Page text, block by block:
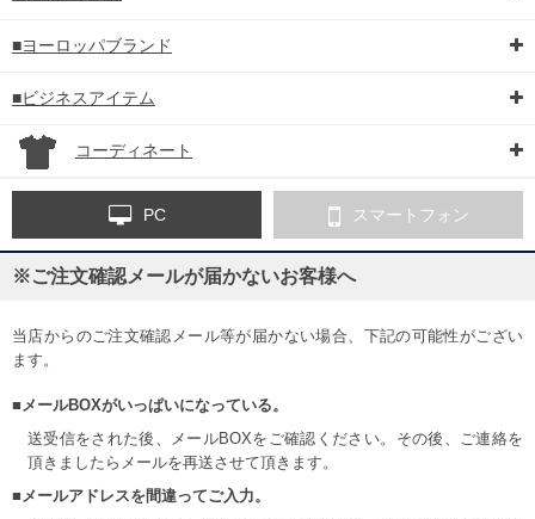
■ヨーロッパブランド
■ビジネスアイテム
コーディネート
PC スマートフォン
※ご注文確認メールが届かないお客様へ
当店からのご注文確認メール等が届かない場合、下記の可能性がござい
ます。
■メールBOXがいっぱいになっている。
送受信をされた後、メールBOXをご確認ください。その後、ご連絡を
頂きましたらメールを再送させて頂きます。
■メールアドレスを間違ってご入力。